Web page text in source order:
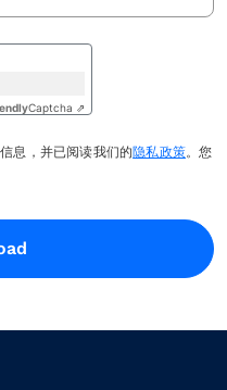
Captcha ⇗
息，并已阅读我们的隐私政策。您